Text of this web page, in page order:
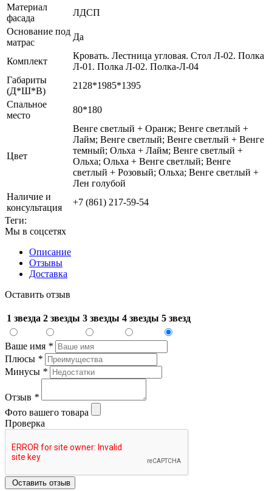
Материал
фасада
ЛДСП
Основание под
матрас
Да
Комплект
Кровать. Лестница угловая. Стол Л-02. Полка
Л-01. Полка Л-02. Полка-Л-04
Габариты
(Д*Ш*В)
2128*1985*1395
Спальное
место
80*180
Цвет
Венге светлый + Оранж; Венге светлый +
Лайм; Венге светлый; Венге светлый + Венге
темный; Ольха + Лайм; Венге светлый +
Ольха; Ольха + Венге светлый; Венге
светлый + Розовый; Ольха; Венге светлый +
Лен голубой
Наличие и
консультация
+7 (861) 217-59-54
Теги:
Мы в соцсетях
Описание
Отзывы
Доставка
Оставить отзыв
1 звезда 2 звезды 3 звезды 4 звезды 5 звезд
Ваше имя *
Плюсы *
Минусы *
Отзыв *
Фото вашего товара
Проверка
Оставить отзыв